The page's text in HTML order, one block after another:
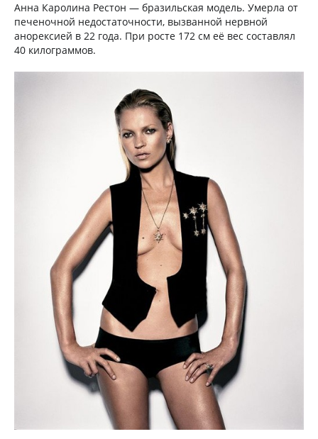
Анна Каролина Рестон — бразильская модель. Умерла от
печеночной недостаточности, вызванной нервной
анорексией в 22 года. При росте 172 см её вес составлял
40 килограммов.